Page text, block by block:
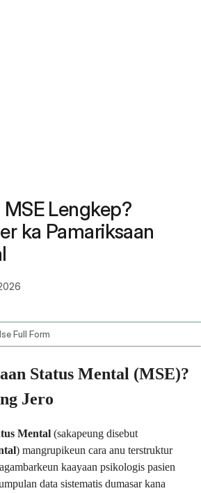
Lengkep?
ka Pamariksaan
Full Form
Status Mental (MSE)?
Jero
Mental (sakapeung disebut
) mangrupikeun cara anu terstruktur
kaayaan psikologis pasien
data sistematis dumasar kana